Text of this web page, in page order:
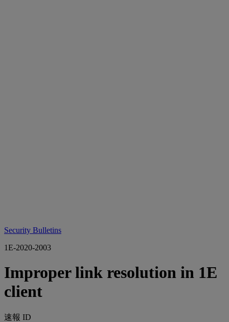
Security Bulletins
1E-2020-2003
Improper link resolution in 1E
client
速報 ID